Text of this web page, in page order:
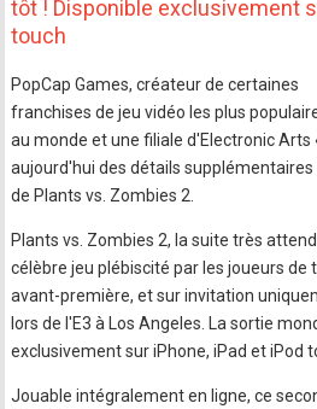
tôt ! Disponible exclusivement
touch
PopCap Games, créateur de certaines
franchises de jeu vidéo les plus
au monde et une filiale d'Electronic Arts
aujourd'hui des détails
de Plants vs. Zombies 2.
Plants vs. Zombies 2, la suite très
célèbre jeu plébiscité par les joueurs de
avant-première, et sur invitation
lors de l'E3 à Los Angeles. La sortie
exclusivement sur iPhone, iPad et iPod
Jouable intégralement en ligne, ce